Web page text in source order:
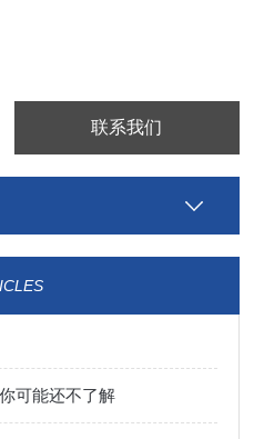
联系我们
可能还不了解